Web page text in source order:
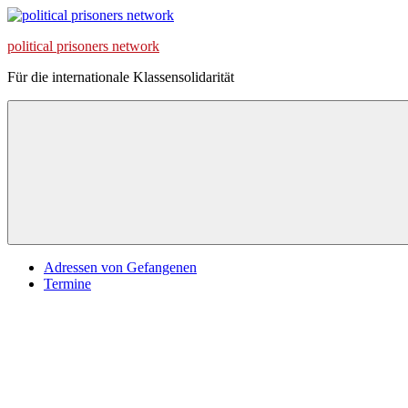
Zum
springen
political prisoners network
Für die internationale Klassensolidarität
Adressen von Gefangenen
Termine